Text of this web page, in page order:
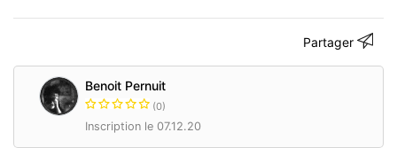
Partager
Benoit Pernuit
(0)
Inscription le 07.12.20